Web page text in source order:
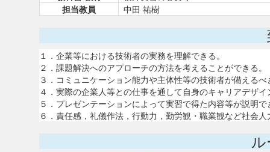
担当教員
中田 祐樹
１．企業等における技術者の実務を理解できる。
２．課題解決へのアプローチの方法を考えることができる。
３．コミュニケーション能力や主体性等の技術者が備える
４．実際の企業人等との仕事を通して自身のキャリアデザ
５．プレゼンテーションによって実習で得た内容等が説明で
６．責任感，礼儀作法，行動力，勤労観・職業観など社会